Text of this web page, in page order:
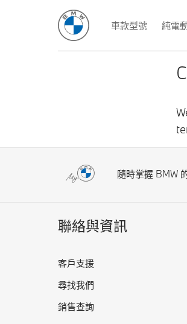
車款型號 純電
隨時掌握 BMW
聯絡與資訊
客戶支援
尋找我們
銷售查詢